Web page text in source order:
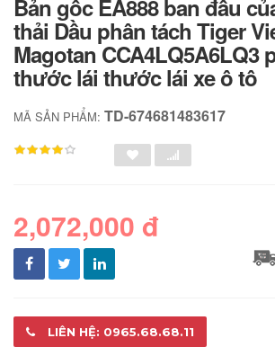
Bản gốc EA888 ban đầu
thải Dầu phân tách Tiger
Magotan CCA4LQ5A6LQ3
thước lái thước lái xe ô tô
MÃ SẢN PHẨM: TD-674681483617
2,072,000 đ
LIÊN HỆ: 0965.68.68.11